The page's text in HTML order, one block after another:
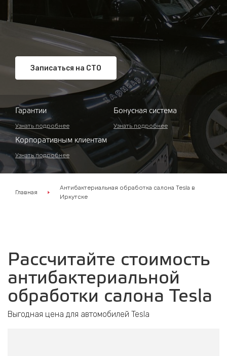
Записаться на СТО
Гарантии
Узнать подробнее
Бонусная система
Узнать подробнее
Корпоративным клиентам
Узнать подробнее
Главная
Антибактериальная обработка салона Tesla в
Иркутске
Рассчитайте стоимость
антибактериальной
обработки салона Tesla
Выгодная цена для автомобилей Tesla